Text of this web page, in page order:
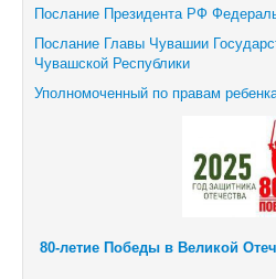
Послание Президента РФ
Послание Главы Чувашии
Чувашской Республики
Уполномоченный по правам
80-летие Победы в Великой